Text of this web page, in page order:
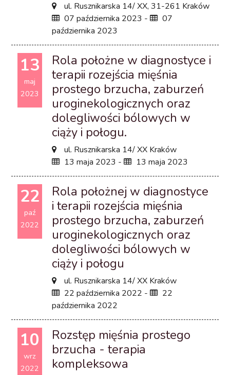
ul. Rusznikarska 14/ XX, 31-261 Kraków
07 października 2023 -
07
października 2023
13
maj
2023
Rola położne w diagnostyce i
terapii rozejścia mięśnia
prostego brzucha, zaburzeń
uroginekologicznych oraz
dolegliwości bólowych w
ciąży i połogu.
ul. Rusznikarska 14/ XX Kraków
13 maja 2023 -
13 maja 2023
22
paź
2022
Rola położnej w diagnostyce
i terapii rozejścia mięśnia
prostego brzucha, zaburzeń
uroginekologicznych oraz
dolegliwości bólowych w
ciąży i połogu
ul. Rusznikarska 14/ XX Kraków
22 października 2022 -
22
października 2022
10
wrz
2022
Rozstęp mięśnia prostego
brzucha - terapia
kompleksowa